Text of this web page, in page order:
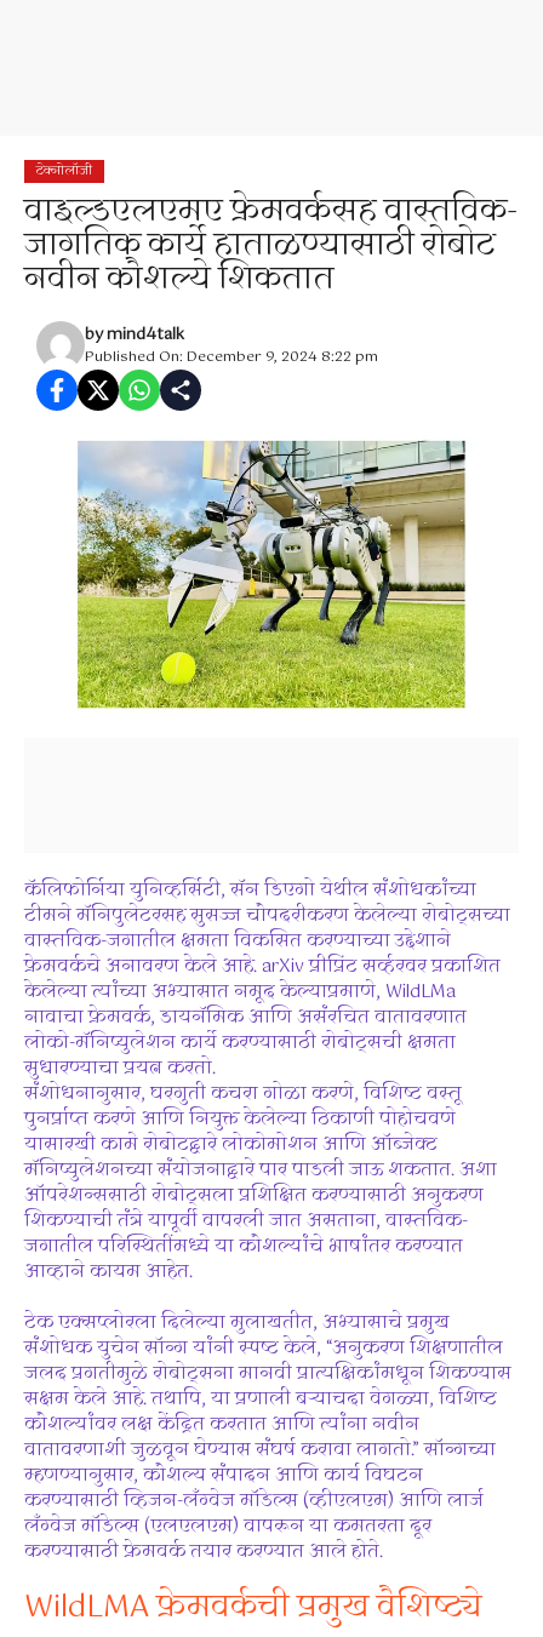
टेक्नोलॉजी
वाइल्डएलएमए फ्रेमवर्कसह वास्तविक-
जागतिक कार्ये हाताळण्यासाठी रोबोट
नवीन कौशल्ये शिकतात
bymind4talk
Published On: December 9, 2024 8:22 pm
कॅलिफोर्निया युनिव्हर्सिटी, सॅन डिएगो येथील संशोधकांच्या
टीमने मॅनिपुलेटरसह सुसज्ज चौपदरीकरण केलेल्या रोबोट्सच्या
वास्तविक-जगातील क्षमता विकसित करण्याच्या उद्देशाने
फ्रेमवर्कचे अनावरण केले आहे. arXiv प्रीप्रिंट सर्व्हरवर प्रकाशित
केलेल्या त्यांच्या अभ्यासात नमूद केल्याप्रमाणे, WildLMa
नावाचा फ्रेमवर्क, डायनॅमिक आणि असंरचित वातावरणात
लोको-मॅनिप्युलेशन कार्ये करण्यासाठी रोबोट्सची क्षमता
सुधारण्याचा प्रयत्न करतो.
संशोधनानुसार, घरगुती कचरा गोळा करणे, विशिष्ट वस्तू
पुनर्प्राप्त करणे आणि नियुक्त केलेल्या ठिकाणी पोहोचवणे
यासारखी कामे रोबोटद्वारे लोकोमोशन आणि ऑब्जेक्ट
मॅनिप्युलेशनच्या संयोजनाद्वारे पार पाडली जाऊ शकतात. अशा
ऑपरेशन्ससाठी रोबोट्सला प्रशिक्षित करण्यासाठी अनुकरण
शिकण्याची तंत्रे यापूर्वी वापरली जात असताना, वास्तविक-
जगातील परिस्थितींमध्ये या कौशल्यांचे भाषांतर करण्यात
आव्हाने कायम आहेत.
टेक एक्सप्लोरला दिलेल्या मुलाखतीत, अभ्यासाचे प्रमुख
संशोधक युचेन सॉन्ग यांनी स्पष्ट केले, “अनुकरण शिक्षणातील
जलद प्रगतीमुळे रोबोट्सना मानवी प्रात्यक्षिकांमधून शिकण्यास
सक्षम केले आहे. तथापि, या प्रणाली बऱ्याचदा वेगळ्या, विशिष्ट
कौशल्यांवर लक्ष केंद्रित करतात आणि त्यांना नवीन
वातावरणाशी जुळवून घेण्यास संघर्ष करावा लागतो.” सॉन्गच्या
म्हणण्यानुसार, कौशल्य संपादन आणि कार्य विघटन
करण्यासाठी व्हिजन-लँग्वेज मॉडेल्स (व्हीएलएम) आणि लार्ज
लँग्वेज मॉडेल्स (एलएलएम) वापरून या कमतरता दूर
करण्यासाठी फ्रेमवर्क तयार करण्यात आले होते.
WildLMA फ्रेमवर्कची प्रमुख वैशिष्ट्ये